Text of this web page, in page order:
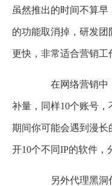
虽然推出的时间不算
的功能取消掉，研发
更快，非常适合营销工
在网络营销中，
补量，同样10个账号
期间你可能会遇到漫
开10个不同IP的软件，
另外代理黑洞代